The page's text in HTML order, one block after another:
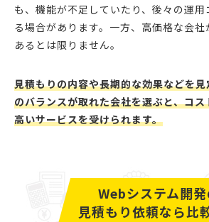
も、機能が不足していたり、後々の運
る場合があります。一方、高価格な会
あるとは限りません。
見積もりの内容や長期的な効果などを
のバランスが取れた会社を選ぶと、コ
高いサービスを受けられます。
Webシステム開発
見積もり依頼なら比